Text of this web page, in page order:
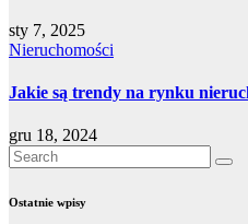
sty 7, 2025
Nieruchomości
Jakie są trendy na rynku
gru 18, 2024
Ostatnie wpisy